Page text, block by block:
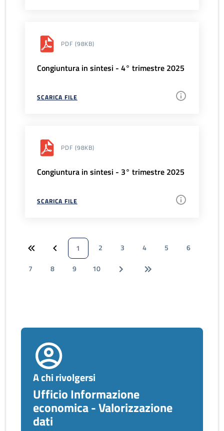
PDF (98KB)
Congiuntura in sintesi - 4° trimestre 2025
SCARICA FILE
PDF (98KB)
Congiuntura in sintesi - 3° trimestre 2025
SCARICA FILE
1 2 3 4 5
6
7
8 9 10
A chi rivolgersi
Ufficio Informazione
economica - Valorizzazione
dati